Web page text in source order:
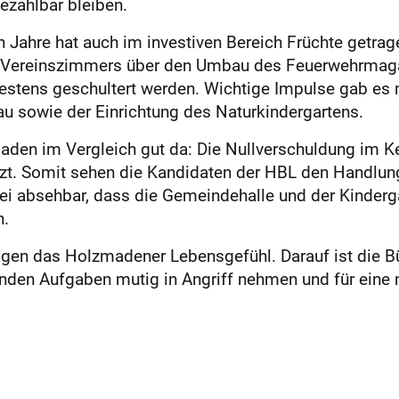
hat auch im investiven Bereich Früchte
über den Umbau des
geschultert werden. Wichtige Impulse gab
sowie der Einrichtung des Naturkindergartens.
im Vergleich gut da: Die Nullverschuldung im
Somit sehen die Kandidaten der HBL den
absehbar, dass die Gemeindehalle und der
das Holzmadener Lebensgefühl. Darauf ist die
Aufgaben mutig in Angriff nehmen und für